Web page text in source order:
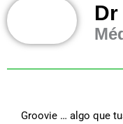
Groovie … algo que